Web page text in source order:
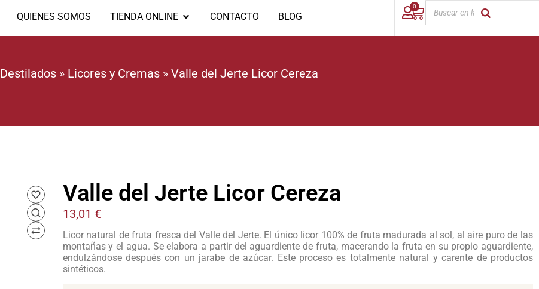
QUIENES SOMOS TIENDA ONLINE CONTACTO BLOG
0
Destilados» Licores y Cremas» Valle del Jerte Licor Cereza
Valle del Jerte Licor Cereza
13,01 €
Licor natural de fruta fresca del Valle del Jerte. El único licor 100% de fruta madurada al sol, al aire puro de las
montañas y el agua. Se elabora a partir del aguardiente de fruta, macerando la fruta en su propio aguardiente,
endulzándose después con un jarabe de azúcar. Este proceso es totalmente natural y carente de productos
sintéticos.